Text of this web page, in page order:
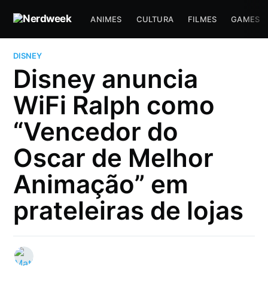
ANIMES CULTURA FILMES GAMES
DISNEY
Disney anuncia
WiFi Ralph como
“Vencedor do
Oscar de Melhor
Animação” em
prateleiras de lojas